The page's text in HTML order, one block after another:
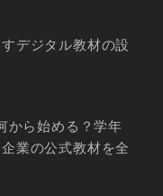
デジタル教材の設
から始める？学年
業の公式教材を全